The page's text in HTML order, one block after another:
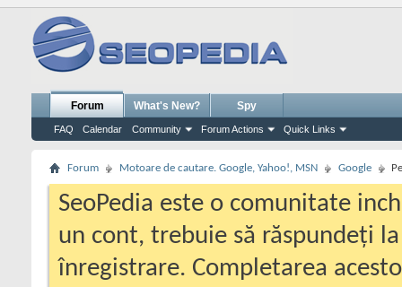
Forum
FAQ Calendar Community Forum Actions Quick Links
What's New? Spy
Forum Motoare de cautare. Google, Yahoo!, MSN Google
SeoPedia este o comunitate
un cont, trebuie să răspundeți
înregistrare. Completarea